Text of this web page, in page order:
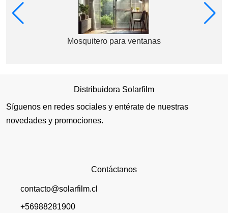
Mosquitero para ventanas
Distribuidora Solarfilm
Síguenos en redes sociales y entérate de nuestras
novedades y promociones.
Contáctanos
contacto@solarfilm.cl
+56988281900